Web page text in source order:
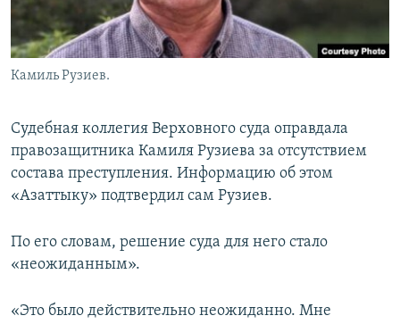
Камиль Рузиев.
Судебная коллегия Верховного суда оправдала
правозащитника Камиля Рузиева за отсутствием
состава преступления. Информацию об этом
«Азаттыку» подтвердил сам Рузиев.
По его словам, решение суда для него стало
«неожиданным».
«Это было действительно неожиданно. Мне